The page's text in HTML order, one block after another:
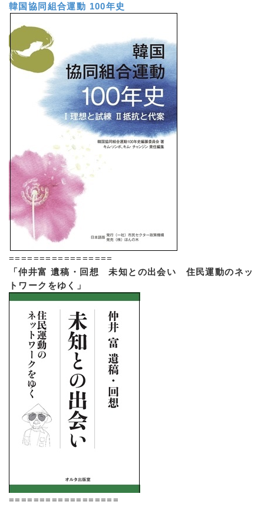
韓国協同組合運動 100年史
=================
「仲井富 遺稿・回想 未知との出会い 住民運動のネッ
トワークをゆく」
==================